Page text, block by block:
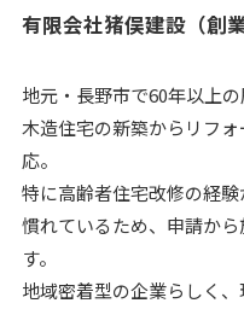
有限会社猪俣建設（創
地元・長野市で60年以上
木造住宅の新築からリフ
応。
特に高齢者住宅改修の経
慣れているため、申請か
す。
地域密着型の企業らしく